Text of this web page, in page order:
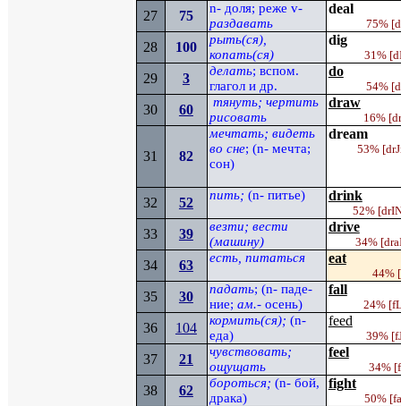
27 75 n- доля; реже v-
раздавать
deal
75% [
28 100
рыть(ся),
копать(ся)
dig
31% [
29 3 делать; вспом.
глагол и др.
do
54%
30 60
тянуть; чертить
рисовать
draw
16%
31 82
мечтать; видеть
во сне; (n- мечта;
сон)
dream
53%
32 52 пить; (n- питье) drink
52%
33 39
везти; вести
(машину)
drive
34%
34 63 есть, питаться eat
44% [
35 30 падать; (n- паде­
ние; ам.- осень)
fall
24%
36 104 кормить(ся); (n-
еда)
feed
39%
37 21
чувствовать;
ощущать
feel
34% [
38 62 бороться; (n- бой,
драка)
fight
50%